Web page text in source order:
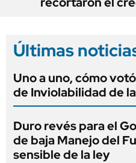
Últimas
Uno a uno, cómo
de Inviolabilidad de
Duro revés para el
de baja Manejo del
sensible de la ley